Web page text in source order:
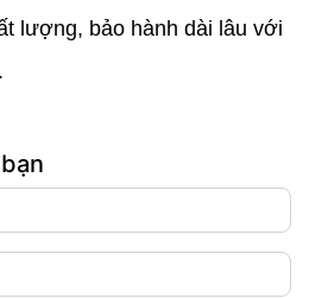
lượng, bảo hành dài lâu với